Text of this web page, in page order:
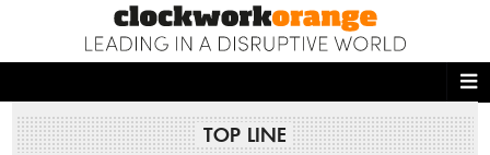
NEWS DESK TOP LINE